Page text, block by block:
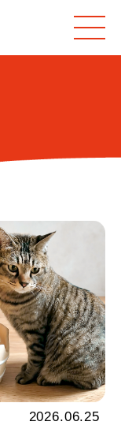
2026.06.25